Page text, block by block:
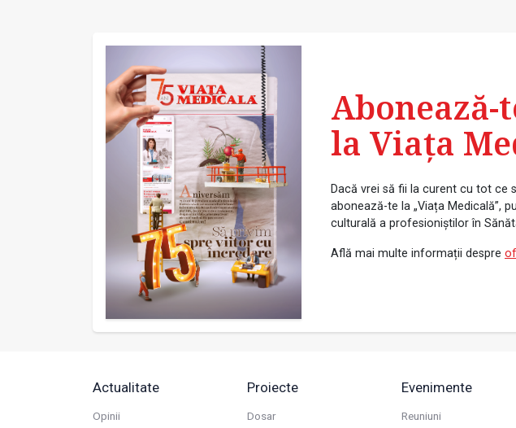
Abonează-
la Viața
Dacă vrei să fii la curent cu tot ce
abonează-te la „Viața Medicală”,
culturală a profesioniștilor în
Află mai multe informații despre
Actualitate
Opinii
Proiecte
Dosar
Evenimente
Reuniuni